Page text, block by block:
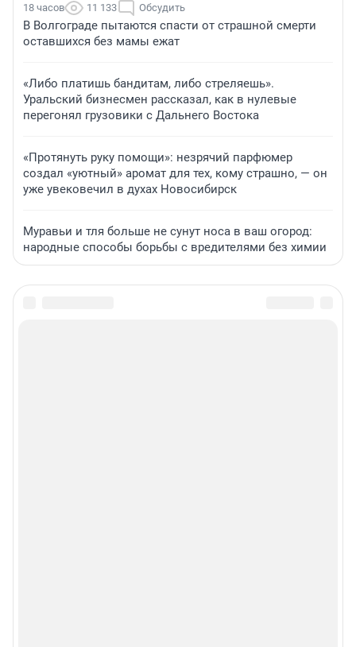
18 часов 11 133 Обсудить
В Волгограде пытаются спасти от страшной смерти
оставшихся без мамы ежат
«Либо платишь бандитам, либо стреляешь».
Уральский бизнесмен рассказал, как в нулевые
перегонял грузовики с Дальнего Востока
«Протянуть руку помощи»: незрячий парфюмер
создал «уютный» аромат для тех, кому страшно, — он
уже увековечил в духах Новосибирск
Муравьи и тля больше не сунут носа в ваш огород:
народные способы борьбы с вредителями без химии